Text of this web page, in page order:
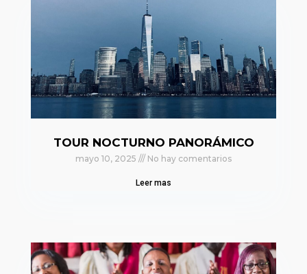
TOUR NOCTURNO PANORÁMICO
mayo 10, 2025 No hay comentarios
Leer mas